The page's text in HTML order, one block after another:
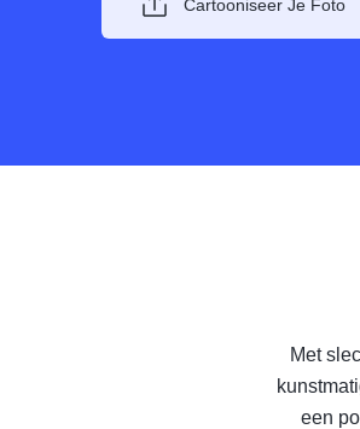
Cartooniseer Je Foto
Met
een